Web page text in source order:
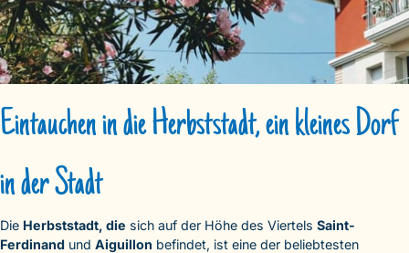
Eintauchen in die Herbststadt, ein kleines Dorf
in der Stadt
Die Herbststadt, die sich auf der Höhe des Viertels Saint-
Ferdinand und Aiguillon befindet, ist eine der beliebtesten